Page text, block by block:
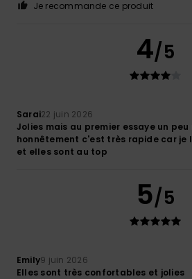
Je recommande ce produit
4/5
Sarai22 juin 2026
Jolies mais au premier essaye un
honnêtement c'est très rapide car je
et elles sont au top
5/5
Emily9 juin 2026
Elles sont très confortables et jolies